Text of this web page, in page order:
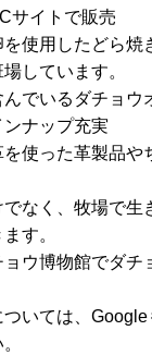
サイトで販売
を使用したどら
しています。
んでいるダチョ
ナップ充実
を使った革製品や
でなく、牧場で
す。
ョウ博物館でダチ
ついては、